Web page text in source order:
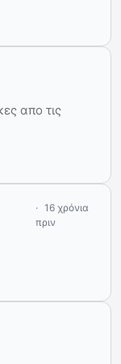
απο τις
16 χρόνια
πριν